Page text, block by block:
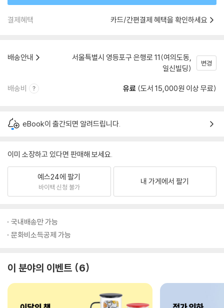
결제혜택 카드/간편결제 혜택을 확인하세요
배송안내
서울특별시 영등포구 은행로 11(여의도동,
일신빌딩)
변경
배송비 유료 (도서 15,000원 이상 무료)
eBook이 출간되면 알려드립니다.
이미 소장하고 있다면 판매해 보세요.
예스24에 팔기
바이백 신청 불가
내 가게에서 팔기
국내배송만 가능
문화비소득공제 가능
이 분야의 이벤트 6